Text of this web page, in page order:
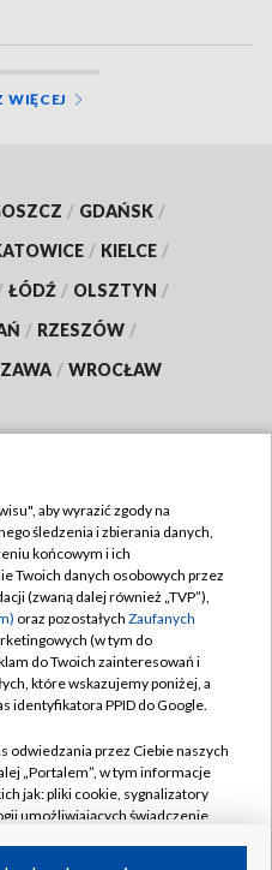
WIĘCEJ
/ GDAŃSK /
/ KIELCE /
ŁÓDŹ / OLSZTYN /
/ RZESZÓW /
/ WROCŁAW
TVP
zgody
aby wyrazić zgody na
śledzenia i zbierania danych,
końcowym i ich
Twoich danych osobowych przez
(zwaną dalej również „TVP”),
oraz pozostałych Zaufanych
(w tym do
do Twoich zainteresowań i
które wskazujemy poniżej, a
identyfikatora PPID do Google.
odwiedzania przez Ciebie naszych
„Portalem”, w tym informacje
jak: pliki cookie, sygnalizatory
umożliwiających świadczenie